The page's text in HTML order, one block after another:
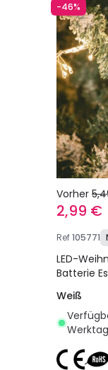
-46%
Vorher
2,99 €
Ref105771
LED-
Batterie
Weiß